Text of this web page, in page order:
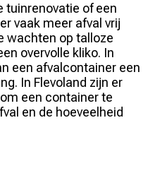
tuinrenovatie of een
vaak meer afval vrij
wachten op talloze
overvolle kliko. In
een afvalcontainer een
In Flevoland zijn er
een container te
en de hoeveelheid